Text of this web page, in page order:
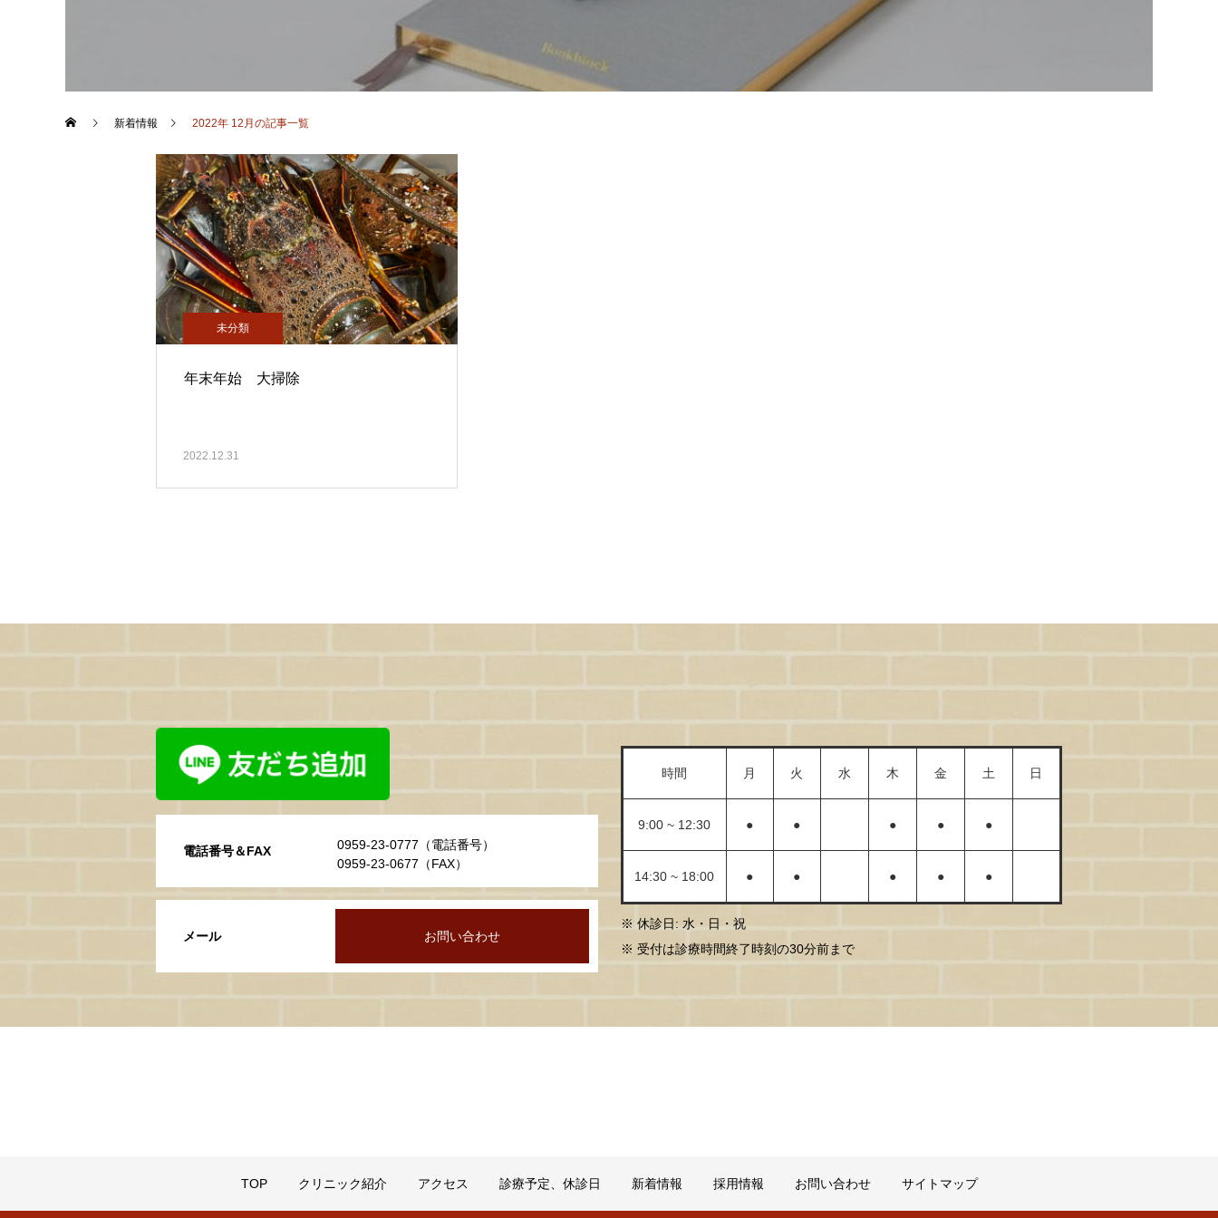
新着情報 2022年 12月の記事一覧
未分類
年末年始 大掃除
2022.12.31
メール お問い合わせ
電話番号＆FAX
0959-23-0777（電話番号）
0959-23-0677（FAX）
時間 月 火 水 木 金 土 日
9:00 ~ 12:30 ● ● ● ● ●
14:30 ~ 18:00 ● ● ● ● ●
※ 休診日: 水・日・祝
※ 受付は診療時間終了時刻の30分前まで
TOP クリニック紹介 アクセス 診療予定、休診日 新着情報 採用情報 お問い合わせ サイトマップ